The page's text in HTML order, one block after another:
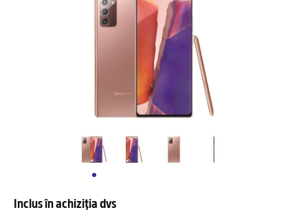
Inclus în achiziția dvs